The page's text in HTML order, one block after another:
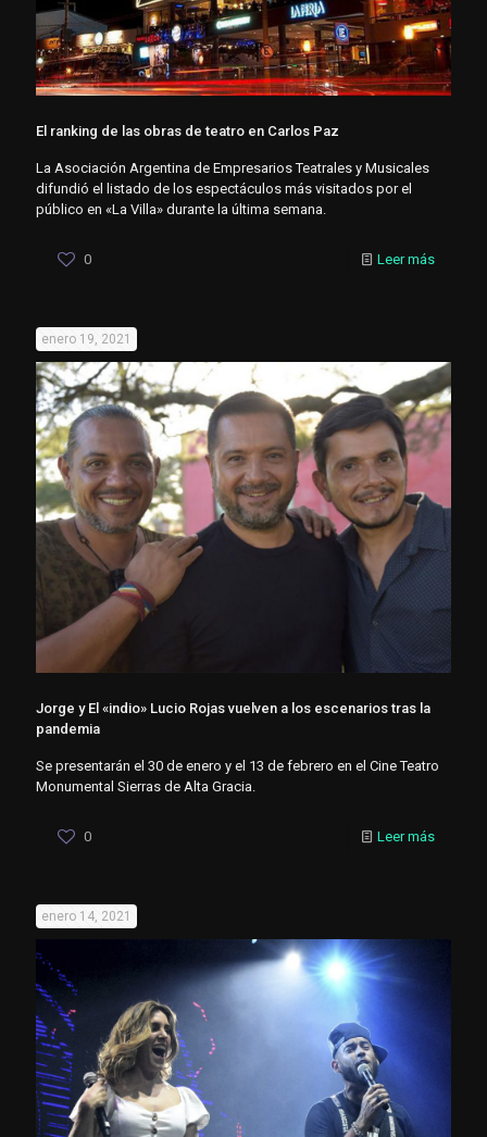
El ranking de las obras de teatro en Carlos Paz
La Asociación Argentina de Empresarios Teatrales y Musicales
difundió el listado de los espectáculos más visitados por el
público en «La Villa» durante la última semana.
0 Leer más
enero 19, 2021
Jorge y El «indio» Lucio Rojas vuelven a los escenarios tras la
pandemia
Se presentarán el 30 de enero y el 13 de febrero en el Cine Teatro
Monumental Sierras de Alta Gracia.
0 Leer más
enero 14, 2021